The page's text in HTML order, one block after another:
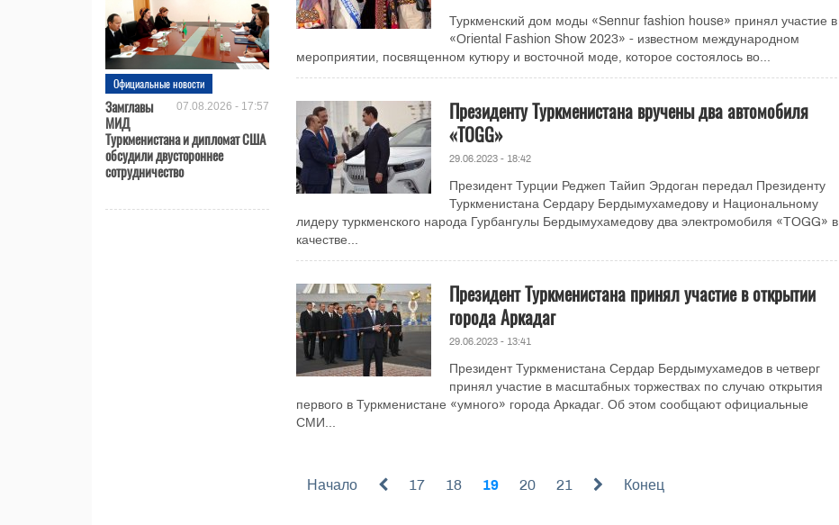
Официальные новости
07.08.2026 - 17:57
Замглавы
МИД
Туркменистана и дипломат США
обсудили двустороннее
сотрудничество
Туркменский дом моды «Sennur fashion house» принял участие в
«Oriental Fashion Show 2023» - известном международном
мероприятии, посвященном кутюру и восточной моде, которое состоялось во...
Президенту Туркменистана вручены два автомобиля
«TOGG»
29.06.2023 - 18:42
Президент Турции Реджеп Тайип Эрдоган передал Президенту
Туркменистана Сердару Бердымухамедову и Национальному
лидеру туркменского народа Гурбангулы Бердымухамедову два электромобиля «TOGG» в
качестве...
Президент Туркменистана принял участие в открытии
города Аркадаг
29.06.2023 - 13:41
Президент Туркменистана Сердар Бердымухамедов в четверг
принял участие в масштабных торжествах по случаю открытия
первого в Туркменистане «умного» города Аркадаг. Об этом сообщают официальные
СМИ...
Начало 17 18 19 20 21 Конец